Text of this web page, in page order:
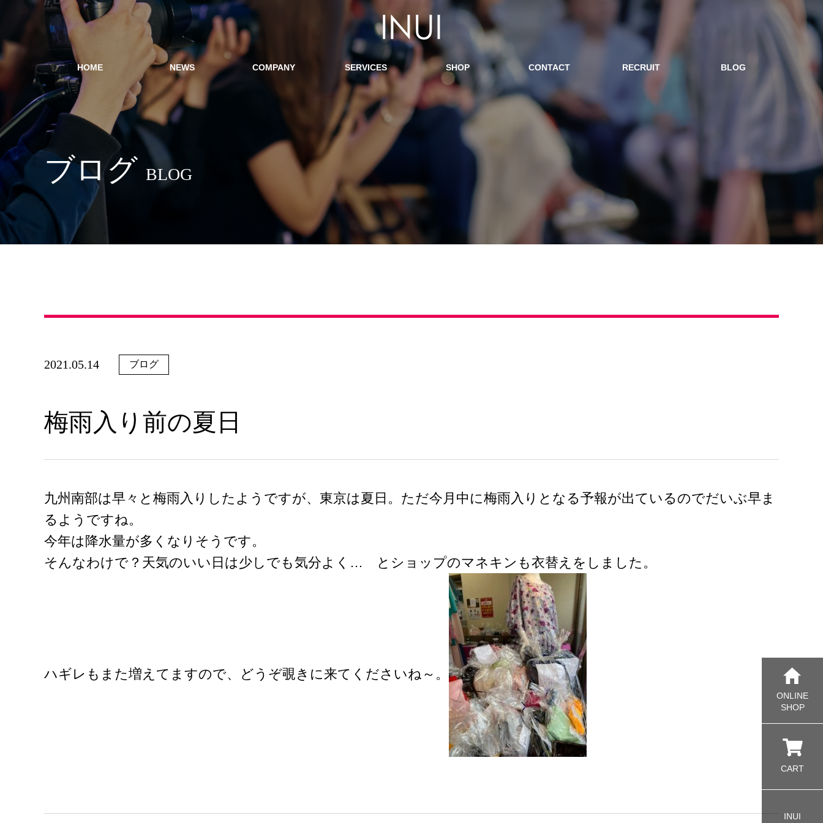
HOME NEWS COMPANY SERVICES SHOP CONTACT RECRUIT BLOG
ブログ BLOG
梅雨入り前の夏日
2021.05.14 ブログ
九州南部は早々と梅雨入りしたようですが、東京は夏日。ただ今月中に梅雨入りとなる予報が出ているのでだいぶ早ま
るようですね。
今年は降水量が多くなりそうです。
そんなわけで？天気のいい日は少しでも気分よく… とショップのマネキンも衣替えをしました。
ハギレもまた増えてますので、どうぞ覗きに来てくださいね～。
ONLINE
SHOP
CART
INUI